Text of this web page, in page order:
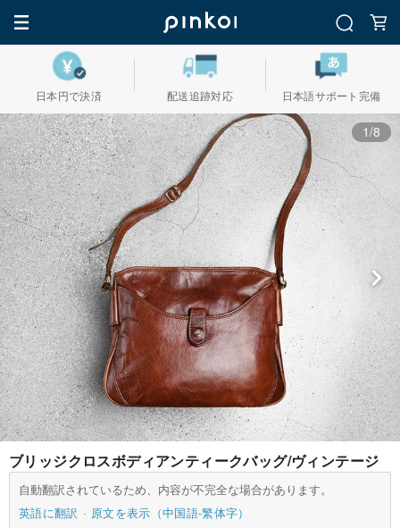
日本円で決済 配送追跡対応 日本語サポート完備
1/8
ブリッジクロスボディアンティークバッグ/ヴィンテージ
自動翻訳されているため、内容が不完全な場合があります。
英語に翻訳
原文を表示（中国語-繁体字）